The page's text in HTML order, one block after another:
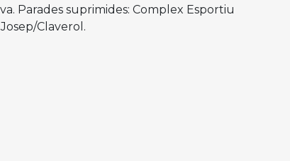
Parades suprimides: Complex Esportiu
Claverol.